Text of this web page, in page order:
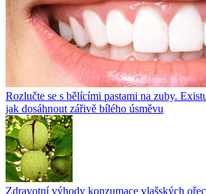
Rozlučte se s bělícími pastami na zuby.
jak dosáhnout zářivě bílého úsměvu
Zdravotní výhody konzumace vlašských